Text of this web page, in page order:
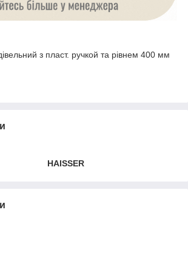
з пласт. ручкой та рівнем 400 мм
HAISSER